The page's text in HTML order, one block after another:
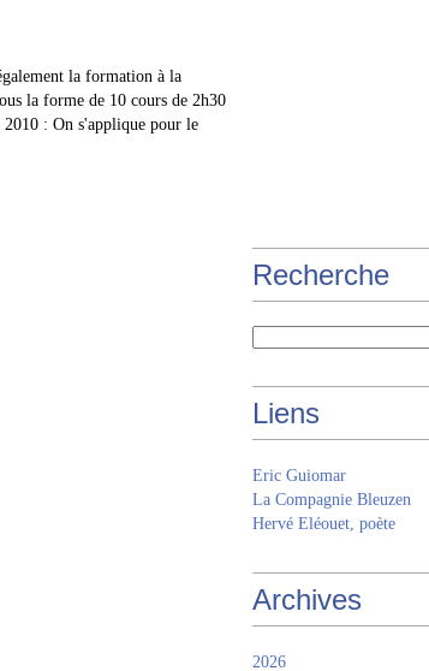
la formation à la
la forme de 10 cours de 2h30
2010 : On s'applique pour le
Recherche
Liens
Eric Guiomar
La Compagnie Bleuzen
Hervé Eléouet, poète
Archives
2026